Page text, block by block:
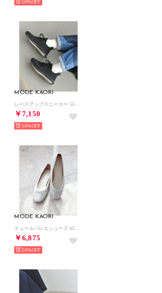
50%
MODE KAORI
￥7,150
50%
MODE KAORI
￥6,875
50%